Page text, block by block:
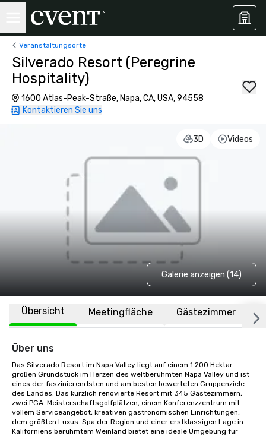
Veranstaltungsorte
Silverado Resort (Peregrine
Hospitality)
1600 Atlas-Peak-Straße, Napa, CA, USA, 94558
Kontaktieren Sie uns
3D Videos
Galerie anzeigen (14)
Übersicht Meetingfläche Gästezimmer
Über uns
Das Silverado Resort im Napa Valley liegt auf einem 1.200 Hektar
großen Grundstück im Herzen des weltberühmten Napa Valley und ist
eines der faszinierendsten und am besten bewerteten Gruppenziele
des Landes. Das kürzlich renovierte Resort mit 345 Gästezimmern,
zwei PGA-Meisterschaftsgolfplätzen, einem Konferenzzentrum mit
vollem Serviceangebot, kreativen gastronomischen Einrichtungen,
dem größten Luxus-Spa der Region und einer erstklassigen Lage in
Kaliforniens berühmtem Weinland bietet eine ideale Umgebung für